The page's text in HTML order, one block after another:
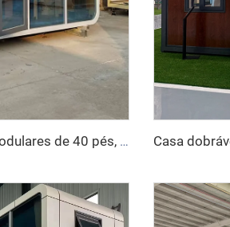
20 casas pré-fabricadas modulares de 40 pés, contêineres, escritório, casa portátil, cabine móvel, Apple